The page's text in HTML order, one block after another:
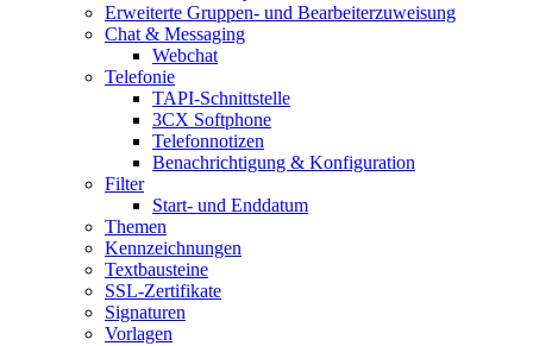
Erweiterte Gruppen- und Bearbeiterzuweisung
Chat & Messaging
Webchat
Telefonie
TAPI-Schnittstelle
3CX Softphone
Telefonnotizen
Benachrichtigung & Konfiguration
Filter
Start- und Enddatum
Themen
Kennzeichnungen
Textbausteine
SSL-Zertifikate
Signaturen
Vorlagen